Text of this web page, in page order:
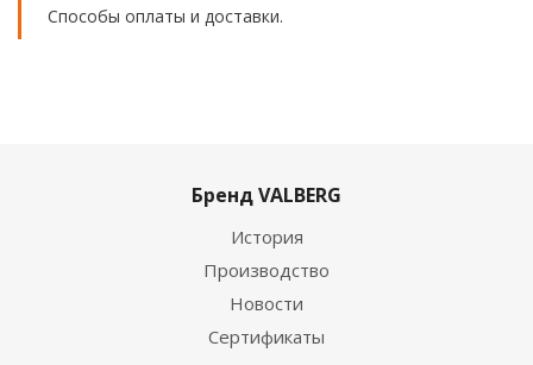
Способы оплаты и доставки.
Бренд VALBERG
История
Производство
Новости
Сертификаты